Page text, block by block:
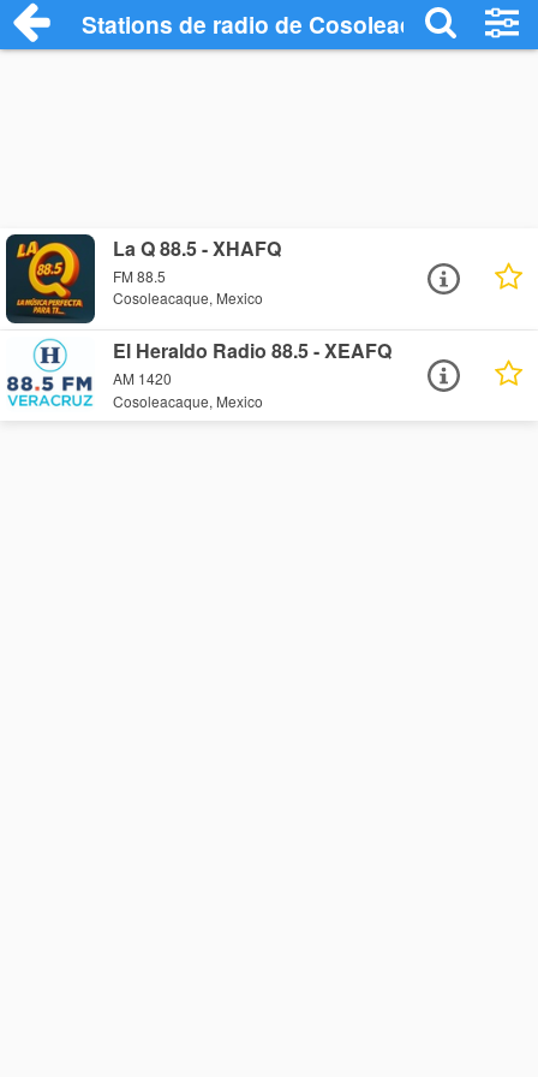
Stations de radio de Cosoleacaque
La Q 88.5 - XHAFQ
FM 88.5
Cosoleacaque, Mexico
El Heraldo Radio 88.5 - XEAFQ
AM 1420
Cosoleacaque, Mexico